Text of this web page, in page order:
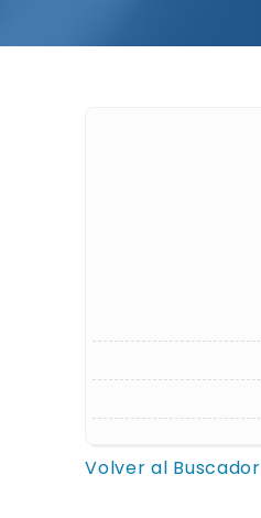
Volver al Buscador